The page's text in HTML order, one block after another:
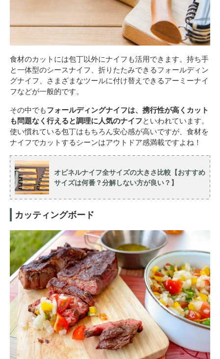
食材のカットには包丁以外にナイフも活用できます。持ち手
と一体型のシースナイフ、折りたたみできるフォールディン
グナイフ、さまざまなツールに付け替えできるアーミーナイ
フなどが一般的です。
その中でもフォールディングナイフは、携行性が高くカット
も問題なく行えると調理に人気のナイフといわれています。
使い慣れている包丁はもちろん安心感が高いですが、食材を
ナイフでカットするシーンはアウトドア感満載ですよね！
オピネルナイフ全サイズの大きさ比較【おすすめ
サイズは何番？分解しない方が良い？】
カッティングボード